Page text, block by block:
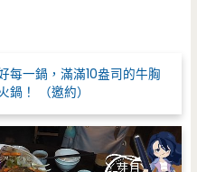
一鍋，滿滿10盎司的牛胸
！ （邀約）